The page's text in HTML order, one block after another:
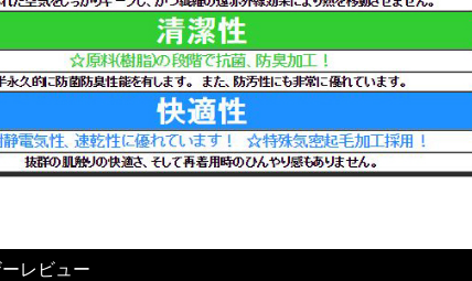
レビュー